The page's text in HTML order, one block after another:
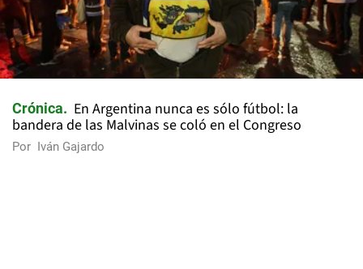
Crónica
En Argentina nunca es sólo fútbol: la
bandera de las Malvinas se coló en el Congreso
Por Iván Gajardo